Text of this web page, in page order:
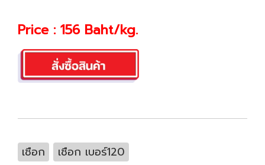
Price : 156 Baht/kg.
เชือก เชือก เบอร์120